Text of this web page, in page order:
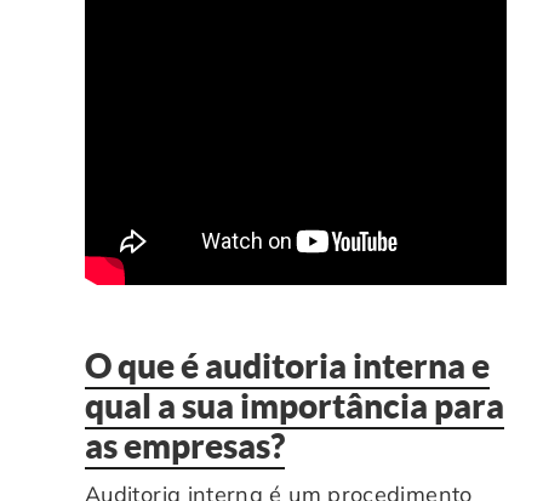
O que é auditoria interna e
qual a sua importância para
as empresas?
Auditoria interna é um procedimento